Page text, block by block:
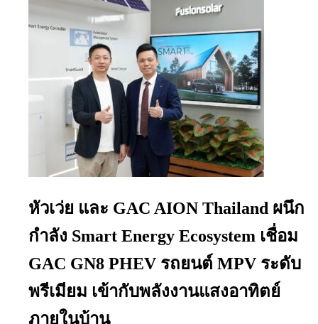
หัวเว่ย และ GAC AION Thailand ผนึก
กำลัง Smart Energy Ecosystem เชื่อม
GAC GN8 PHEV รถยนต์ MPV ระดับ
พรีเมียม เข้ากับพลังงานแสงอาทิตย์
ภายในบ้าน